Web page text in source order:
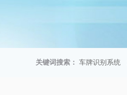
关键词搜索： 车牌识别系统